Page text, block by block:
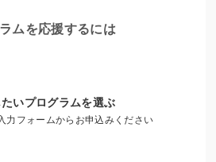
は
column/tutorial2019
ムを応援するには
いプログラムを選ぶ
力フォームからお申込みください